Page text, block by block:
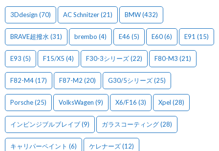
3Ddesign (70) AC Schnitzer(21) BMW(432)
BRAVE超撥水 (31) brembo (4) E46 (5) E60(6) E91 (15)
E93 (5) F15/X5 (4) F30-3シリーズ(22) F80-M3 (21)
F82-M4(17) F87-M2 (20) G30/5シリーズ(25)
Porsche(25) VolksWagen (9) X6/F16 (3) Xpel (28)
インビンジブルブレイブ(9) ガラスコーティング(28)
キャリパーペイント (6) ケレナーズ(12)